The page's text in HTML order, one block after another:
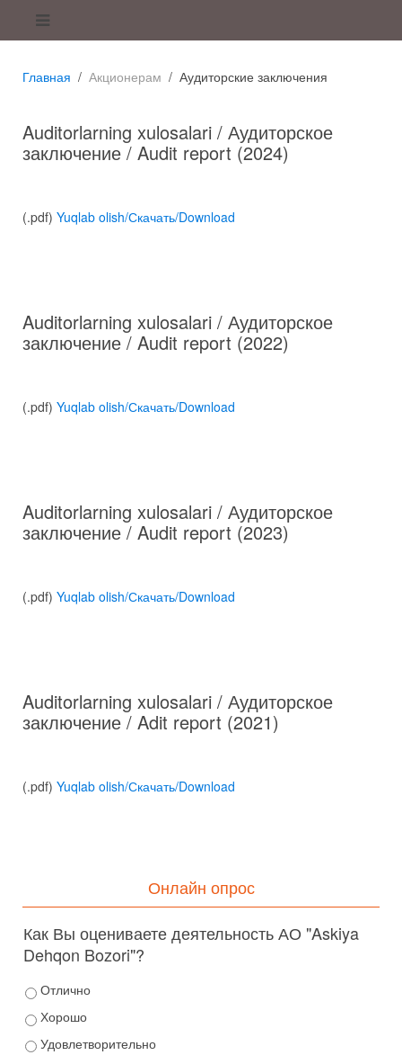
Главная Акционерам Аудиторские заключения
Auditorlarning xulosalari / Аудиторское
заключение / Audit report (2024)
(.pdf) Yuqlab olish/Скачать/Download
Auditorlarning xulosalari / Аудиторское
заключение / Audit report (2022)
(.pdf) Yuqlab olish/Скачать/Download
Auditorlarning xulosalari / Аудиторское
заключение / Audit report (2023)
(.pdf) Yuqlab olish/Скачать/Download
Auditorlarning xulosalari / Аудиторское
заключение / Adit report (2021)
(.pdf) Yuqlab olish/Скачать/Download
Онлайн опрос
Как Вы оцениваете деятельность АО "Askiya
Dehqon Bozori"?
Отлично
Хорошо
Удовлетворительно